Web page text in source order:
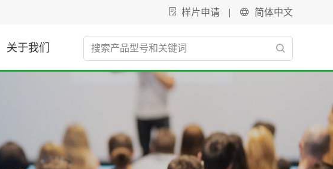
样片申请 | 简体中文
TEC控制器 智能光伏
智能关断芯片
开关电源
升压开关稳压器
LED驱动
汽车照明
逆变器
移动储能-电池 PACK 解决方案
关于我们